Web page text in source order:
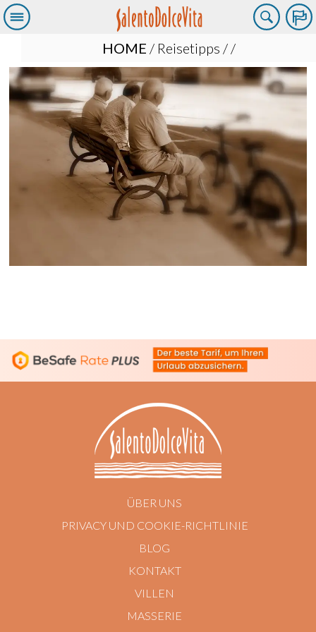
HOME / Reisetipps / /
ÜBER UNS
PRIVACY UND COOKIE-RICHTLINIE
BLOG
KONTAKT
VILLEN
MASSERIE